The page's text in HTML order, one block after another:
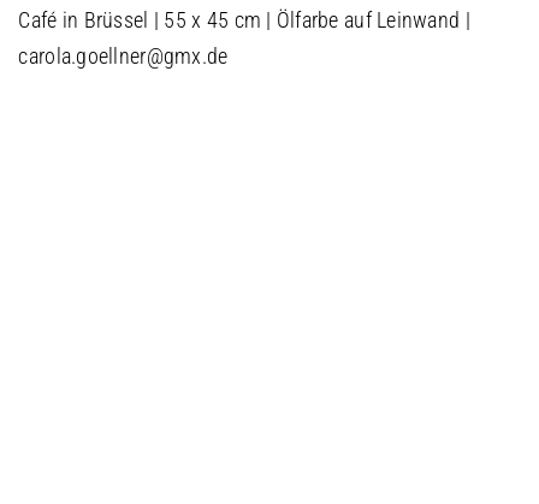
Café in Brüssel | 55 x 45 cm | Ölfarbe auf Leinwand |
carola.goellner@gmx.de